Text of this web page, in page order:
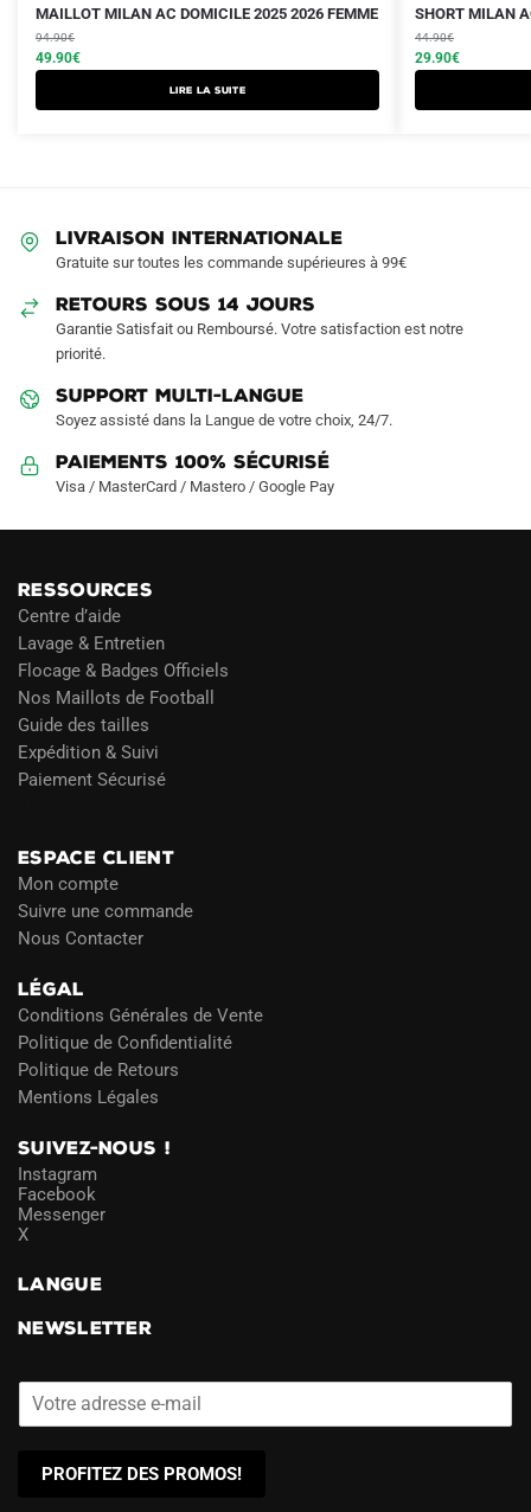
MAILLOT MILAN AC DOMICILE 2025 2026 FEMME
94.90€
Le
prix
initial
était :
49.90€
Le
prix
actuel
est :
Lire la suite
SHORT MILAN
44.90€
Le
prix
initial
était :
29.90€
Le
prix
actuel
est :
Ce
produit
a
la
LIVRAISON INTERNATIONALE
Gratuite sur toutes les commande supérieures à 99€
RETOURS SOUS 14 JOURS
Garantie Satisfait ou Remboursé. Votre satisfaction est notre
priorité.
SUPPORT MULTI-LANGUE
Soyez assisté dans la Langue de votre choix, 24/7.
Paiements 100% Sécurisé
Visa / MasterCard / Mastero / Google Pay
RESSOURCES
Centre d’aide
Lavage & Entretien
Flocage & Badges Officiels
Nos Maillots de Football
Guide des tailles
Expédition & Suivi
Paiement Sécurisé
ESPACE CLIENT
Mon compte
Suivre une commande
Nous Contacter
LÉGAL
Conditions Générales de Vente
Politique de Confidentialité
Politique de Retours
Mentions Légales
SUIVEZ-NOUS !
Instagram
Facebook
Messenger
X
LANGUE
NEWSLETTER
PROFITEZ DES PROMOS!